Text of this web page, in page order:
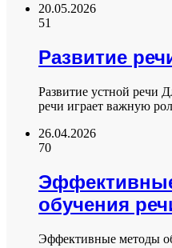
20.05.2026
51
Развитие
Развитие устной речи
речи играет важную
26.04.2026
70
обучения
Эффективные методы